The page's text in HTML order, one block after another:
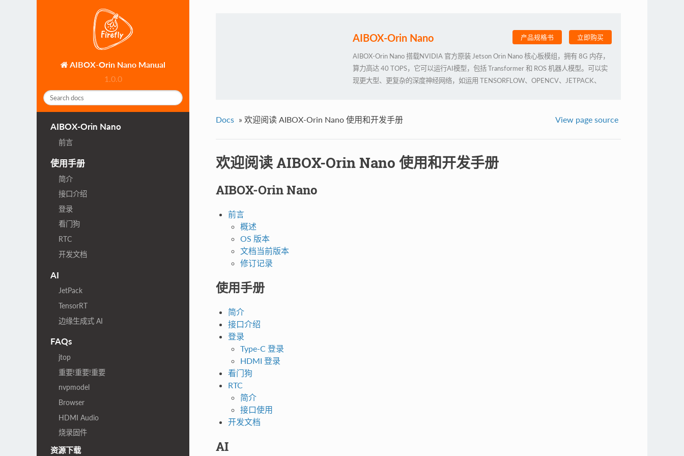
AIBOX-Orin Nano Manual
1.0.0
AIBOX-Orin Nano
前言
使用手册
简介
接口介绍
登录
看门狗
RTC
开发文档
AI
JetPack
TensorRT
边缘生成式 AI
FAQs
jtop
重要!重要!重要
nvpmodel
Browser
HDMI Audio
烧录固件
资源下载
AIBOX-Orin Nano 产品规格书 立即购买
AIBOX-Orin Nano 搭载NVIDIA 官方原装 Jetson Orin Nano 核心板模组，拥有 8G 内存，
算力高达 40 TOPS，它可以运行AI模型，包括 Transformer 和 ROS 机器人模型。可以实
现更大型、更复杂的深度神经网络，如运用 TENSORFLOW、OPENCV、JETPACK、
Docs » 欢迎阅读 AIBOX-Orin Nano 使用和开发手册 View page source
欢迎阅读 AIBOX-Orin Nano 使用和开发手册
AIBOX-Orin Nano
前言
概述
OS 版本
文档当前版本
修订记录
使用手册
简介
接口介绍
登录
Type-C 登录
HDMI 登录
看门狗
RTC
简介
接口使用
开发文档
AI